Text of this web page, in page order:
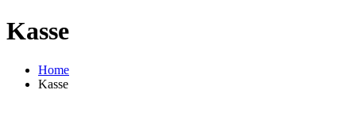
Kasse
Home
Kasse